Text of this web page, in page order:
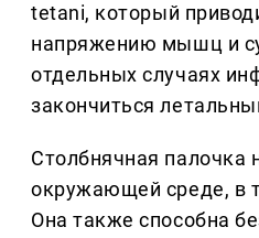
tetani, который
напряжению мышц и
отдельных случаях
закончиться
Столбнячная палочка
окружающей среде, в
Она также способна